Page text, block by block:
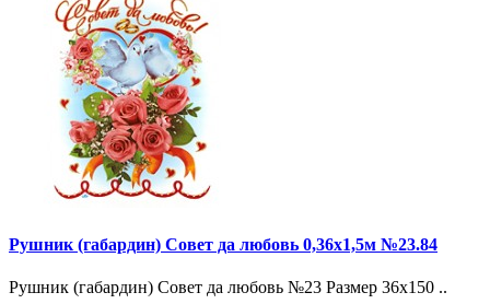
Рушник (габардин) Совет да любовь 0,36х1,5м №23.84
Рушник (габардин) Совет да любовь №23 Размер 36х150 ..